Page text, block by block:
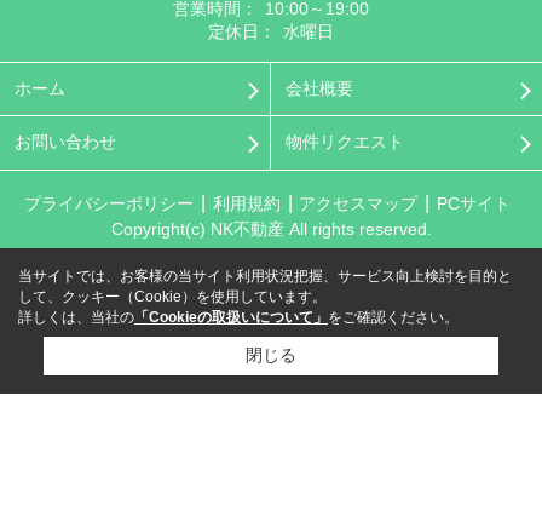
営業時間：
10:00～19:00
定休日：
水曜日
ホーム 会社概要
お問い合わせ 物件リクエスト
プライバシーポリシー 利用規約 アクセスマップ
PCサイト
Copyright(c) NK不動産 All rights reserved.
当サイトでは、お客様の当サイト利用状況把握、サービス向上検討を目的と
して、クッキー（Cookie）を使用しています。
詳しくは、当社の 「Cookieの取扱いについて」 をご確認ください。
閉じる